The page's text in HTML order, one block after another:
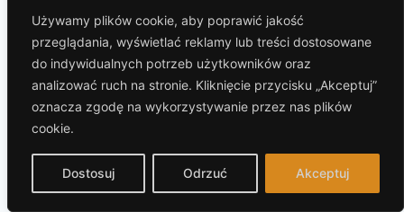
Używamy plików cookie, aby poprawić jakość
przeglądania, wyświetlać reklamy lub treści dostosowane
do indywidualnych potrzeb użytkowników oraz
analizować ruch na stronie. Kliknięcie przycisku „Akceptuj”
oznacza zgodę na wykorzystywanie przez nas plików
cookie.
Dostosuj Odrzuć Akceptuj
Karpaczu?
A: Parking miejski w Karpaczu kosztuje 5 zł za
godzinę oraz 25 zł za cały dzień.
Nawigacja
POPRZEDNI
Weekend w Karpaczu
NASTĘPNY
Boże Narodzenie w